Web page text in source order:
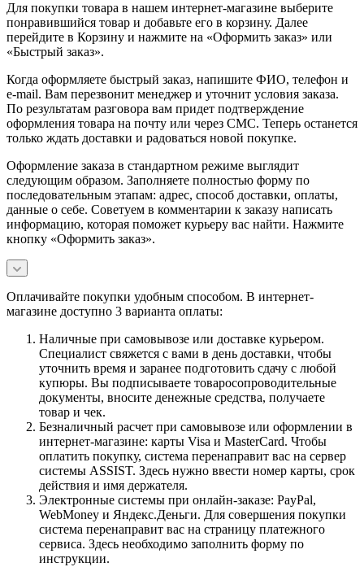
Для покупки товара в нашем интернет-магазине выберите
понравившийся товар и добавьте его в корзину. Далее
перейдите в Корзину и нажмите на «Оформить заказ» или
«Быстрый заказ».
Когда оформляете быстрый заказ, напишите ФИО, телефон и
e-mail. Вам перезвонит менеджер и уточнит условия заказа.
По результатам разговора вам придет подтверждение
оформления товара на почту или через СМС. Теперь останется
только ждать доставки и радоваться новой покупке.
Оформление заказа в стандартном режиме выглядит
следующим образом. Заполняете полностью форму по
последовательным этапам: адрес, способ доставки, оплаты,
данные о себе. Советуем в комментарии к заказу написать
информацию, которая поможет курьеру вас найти. Нажмите
кнопку «Оформить заказ».
Оплачивайте покупки удобным способом. В интернет-
магазине доступно 3 варианта оплаты:
Наличные при самовывозе или доставке курьером.
Специалист свяжется с вами в день доставки, чтобы
уточнить время и заранее подготовить сдачу с любой
купюры. Вы подписываете товаросопроводительные
документы, вносите денежные средства, получаете
товар и чек.
Безналичный расчет при самовывозе или оформлении в
интернет-магазине: карты Visa и MasterCard. Чтобы
оплатить покупку, система перенаправит вас на сервер
системы ASSIST. Здесь нужно ввести номер карты, срок
действия и имя держателя.
Электронные системы при онлайн-заказе: PayPal,
WebMoney и Яндекс.Деньги. Для совершения покупки
система перенаправит вас на страницу платежного
сервиса. Здесь необходимо заполнить форму по
инструкции.